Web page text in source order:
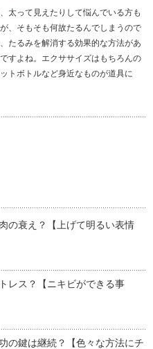
太って見えたりして悩んでいる方も
、そもそも何故たるんでしまうので
たるみを解消する効果的な方法があ
すよね。エクササイズはもちろんの
トボトルなど身近なものが道具に
の衰え？【上げて明るい表情
レス？【ニキビができる事
の鍵は継続？【色々な方法にチ